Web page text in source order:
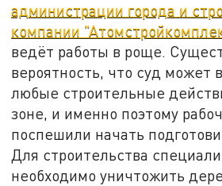
администрации города и
компании
ведёт работы в роще.
вероятность, что суд может
любые строительные
зоне, и именно поэтому
поспешили начать
Для строительства
необходимо уничтожить